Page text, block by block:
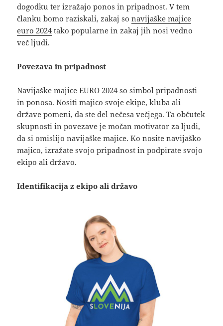
dogodku ter izražajo ponos in pripadnost. V tem
članku bomo raziskali, zakaj sonavijaške majice
euro 2024tako popularne in zakaj jih nosi vedno
več ljudi.
Povezava in pripadnost
Navijaške majice EURO 2024 so simbol pripadnosti
in ponosa. Nositi majico svoje ekipe, kluba ali
države pomeni, da ste del nečesa večjega. Ta občutek
skupnosti in povezave je močan motivator za ljudi,
da si omislijo navijaške majice. Ko nosite navijaško
majico, izražate svojo pripadnost in podpirate svojo
ekipo ali državo.
Identifikacija z ekipo ali državo